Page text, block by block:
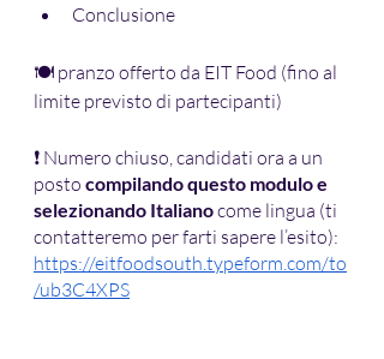
Conclusione
🍽 pranzo offerto da EIT Food (fino al
limite previsto di partecipanti)
❗ Numero chiuso, candidati ora a un
posto compilando questo modulo e
selezionando Italiano come lingua (ti
contatteremo per farti sapere l’esito):
https://eitfoodsouth.typeform.com/to
/ub3C4XPS